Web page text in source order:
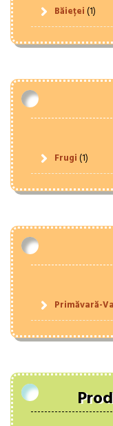
Băieței(1)
Frugi(1)
Primăvară-